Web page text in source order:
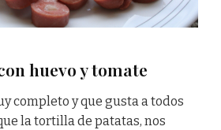
huevo y tomate
completo y que gusta a todos
la tortilla de patatas, nos